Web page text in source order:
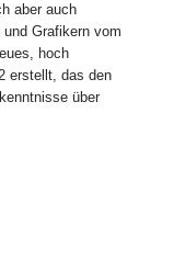
aber auch
Grafikern vom
hoch
erstellt, das den
über